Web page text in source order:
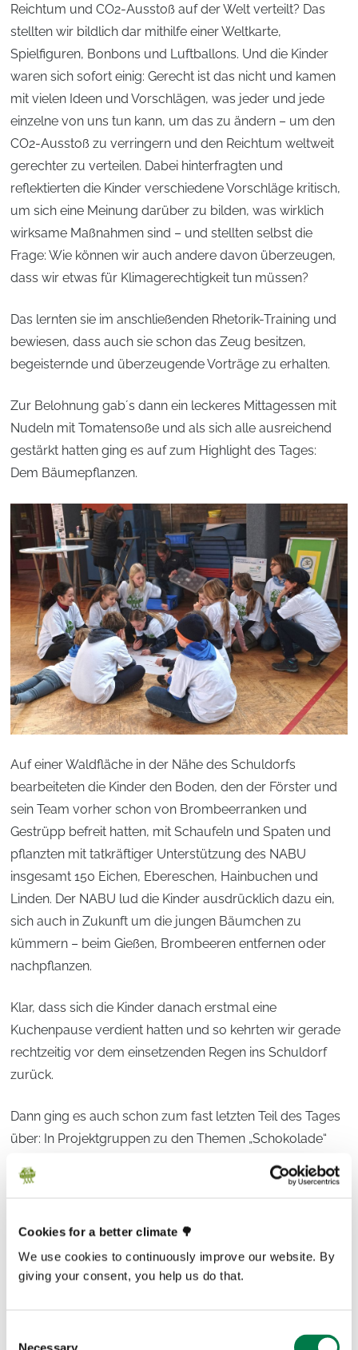
Cookies for a better climate 🌳
We use cookies to continuously improve our website. By
giving your consent, you help us do that.
Necessary
Reichtum und CO2-Ausstoß auf der Welt verteilt? Das
stellten wir bildlich dar mithilfe einer Weltkarte,
Spielfiguren, Bonbons und Luftballons. Und die Kinder
waren sich sofort einig: Gerecht ist das nicht und kamen
mit vielen Ideen und Vorschlägen, was jeder und jede
einzelne von uns tun kann, um das zu ändern – um den
CO2-Ausstoß zu verringern und den Reichtum weltweit
gerechter zu verteilen. Dabei hinterfragten und
reflektierten die Kinder verschiedene Vorschläge kritisch,
um sich eine Meinung darüber zu bilden, was wirklich
wirksame Maßnahmen sind – und stellten selbst die
Frage: Wie können wir auch andere davon überzeugen,
dass wir etwas für Klimagerechtigkeit tun müssen?
Das lernten sie im anschließenden Rhetorik-Training und
bewiesen, dass auch sie schon das Zeug besitzen,
begeisternde und überzeugende Vorträge zu erhalten.
Zur Belohnung gab´s dann ein leckeres Mittagessen mit
Nudeln mit Tomatensoße und als sich alle ausreichend
gestärkt hatten ging es auf zum Highlight des Tages:
Dem Bäumepflanzen.
Auf einer Waldfläche in der Nähe des Schuldorfs
bearbeiteten die Kinder den Boden, den der Förster und
sein Team vorher schon von Brombeerranken und
Gestrüpp befreit hatten, mit Schaufeln und Spaten und
pflanzten mit tatkräftiger Unterstützung des NABU
insgesamt 150 Eichen, Ebereschen, Hainbuchen und
Linden. Der NABU lud die Kinder ausdrücklich dazu ein,
sich auch in Zukunft um die jungen Bäumchen zu
kümmern – beim Gießen, Brombeeren entfernen oder
nachpflanzen.
Klar, dass sich die Kinder danach erstmal eine
Kuchenpause verdient hatten und so kehrten wir gerade
rechtzeitig vor dem einsetzenden Regen ins Schuldorf
zurück.
Dann ging es auch schon zum fast letzten Teil des Tages
über: In Projektgruppen zu den Themen „Schokolade“
und „Bäume pflanzen“ überlegten die Kinder, was sie
über die Akademie hinaus für größere und kleinere
könnten. Eine dritte Gruppe bereitete einen kurzen
Vortrag vor, um auch den Eltern erzählen zu können, was
sie heute erlebt und gelernt hatten.